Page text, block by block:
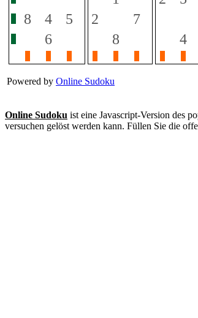
Powered by Online Sudoku
Online Sudoku ist eine Javascript-Version des
versuchen gelöst werden kann. Füllen Sie die